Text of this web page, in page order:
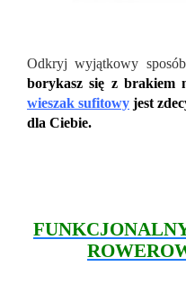
Odkryj wyjątkowy
borykasz się z brakiem
wieszak sufitowy jest
dla Ciebie.